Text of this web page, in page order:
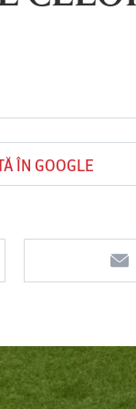
ÎN GOOGLE
Rapid